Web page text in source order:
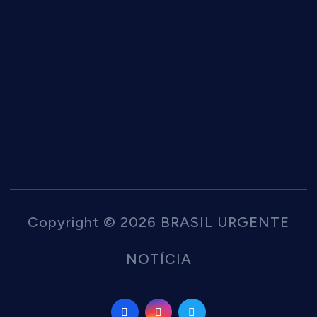
Copyright © 2026 BRASIL URGENTE
NOTÍCIA